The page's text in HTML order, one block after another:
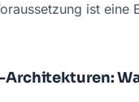
ist
Architekturen: